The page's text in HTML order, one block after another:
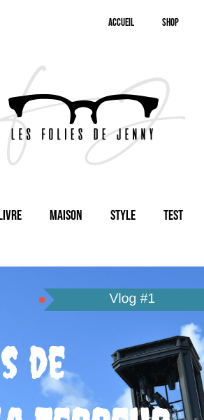
Accueil SHOP
Maison Style Test